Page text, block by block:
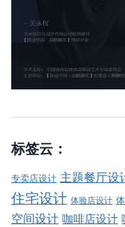
标签云：
专卖店设计 主题餐厅设
住宅设计 体验店设计
空间设计 咖啡店设计